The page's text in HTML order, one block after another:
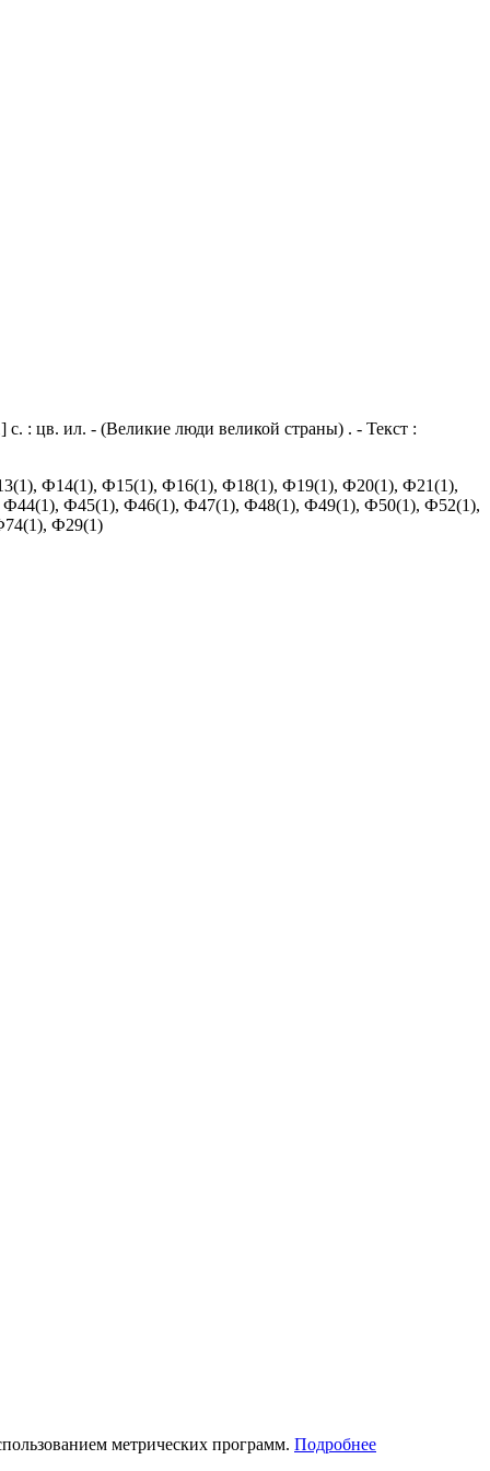
: цв. ил. - (Великие люди великой страны) . - Текст :
Ф14(1), Ф15(1), Ф16(1), Ф18(1), Ф19(1), Ф20(1), Ф21(1),
Ф45(1), Ф46(1), Ф47(1), Ф48(1), Ф49(1), Ф50(1), Ф52(1),
Ф29(1)
метрических программ. Подробнее